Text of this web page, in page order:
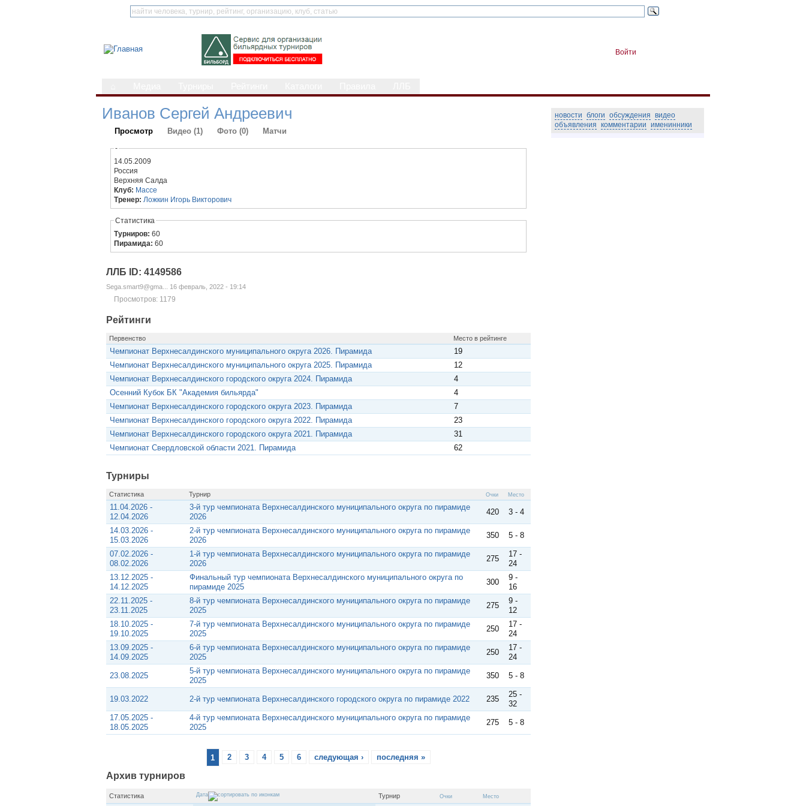
Войти
Иванов Сергей Андреевич
Просмотр Видео (1) Фото (0) Матчи
-
14.05.2009
Россия
Верхняя Салда
Клуб: Массе
Тренер:
Ложкин Игорь Викторович
Статистика
Турниров:60
Пирамида:60
ЛЛБ ID: 4149586
Sega.smart9@gma... 16 февраль, 2022 - 19:14
Просмотров: 1179
Рейтинги
Первенство Место в рейтинге
Чемпионат Верхнесалдинского муниципального округа 2026. Пирамида
19
Чемпионат Верхнесалдинского муниципального округа 2025. Пирамида
12
Чемпионат Верхнесалдинского городского округа 2024. Пирамида
4
Осенний Кубок БК "Академия бильярда"
4
Чемпионат Верхнесалдинского городского округа 2023. Пирамида
7
Чемпионат Верхнесалдинского городского округа 2022. Пирамида
23
Чемпионат Верхнесалдинского городского округа 2021. Пирамида
31
Чемпионат Свердловской области 2021. Пирамида
62
Турниры
Статистика Турнир Очки Место
11.04.2026 -
12.04.2026
3-й тур чемпионата Верхнесалдинского муниципального округа по пирамиде
2026
420 3 - 4
14.03.2026 -
15.03.2026
2-й тур чемпионата Верхнесалдинского муниципального округа по пирамиде
2026
350 5 - 8
07.02.2026 -
08.02.2026
1-й тур чемпионата Верхнесалдинского муниципального округа по пирамиде
2026
275
17 -
24
13.12.2025 -
14.12.2025
Финальный тур чемпионата Верхнесалдинского муниципального округа по
пирамиде 2025
300
9 -
16
22.11.2025 -
23.11.2025
8-й тур чемпионата Верхнесалдинского муниципального округа по пирамиде
2025
275
9 -
12
18.10.2025 -
19.10.2025
7-й тур чемпионата Верхнесалдинского муниципального округа по пирамиде
2025
250
17 -
24
13.09.2025 -
14.09.2025
6-й тур чемпионата Верхнесалдинского муниципального округа по пирамиде
2025
250
17 -
24
23.08.2025
5-й тур чемпионата Верхнесалдинского муниципального округа по пирамиде
2025
350 5 - 8
19.03.2022 2-й тур чемпионата Верхнесалдинского городского округа по пирамиде 2022 235
25 -
32
17.05.2025 -
18.05.2025
4-й тур чемпионата Верхнесалдинского муниципального округа по пирамиде
2025
275 5 - 8
1 2 3 4 5 6 следующая › последняя »
Архив турниров
Статистика Дата Турнир Очки Место
новости блоги обсуждения видео
объявления комментарии именинники